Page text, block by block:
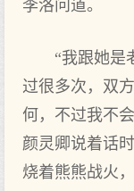
李洛问道。
“我跟她是
过很多次，双
何，不过我不
颜灵卿说着话
烧着熊熊战火